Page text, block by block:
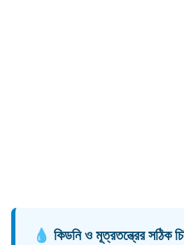
💧 কিডনি ও মূত্রতন্ত্রের সঠিক